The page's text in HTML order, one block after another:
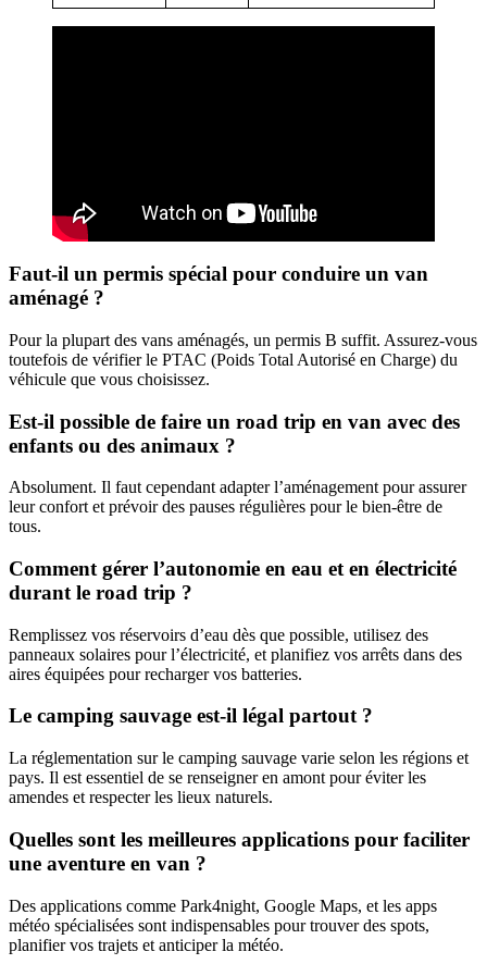
Faut-il un permis spécial pour conduire un van
aménagé ?
Pour la plupart des vans aménagés, un permis B suffit. Assurez-vous
toutefois de vérifier le PTAC (Poids Total Autorisé en Charge) du
véhicule que vous choisissez.
Est-il possible de faire un road trip en van avec des
enfants ou des animaux ?
Absolument. Il faut cependant adapter l’aménagement pour assurer
leur confort et prévoir des pauses régulières pour le bien-être de
tous.
Comment gérer l’autonomie en eau et en électricité
durant le road trip ?
Remplissez vos réservoirs d’eau dès que possible, utilisez des
panneaux solaires pour l’électricité, et planifiez vos arrêts dans des
aires équipées pour recharger vos batteries.
Le camping sauvage est-il légal partout ?
La réglementation sur le camping sauvage varie selon les régions et
pays. Il est essentiel de se renseigner en amont pour éviter les
amendes et respecter les lieux naturels.
Quelles sont les meilleures applications pour faciliter
une aventure en van ?
Des applications comme Park4night, Google Maps, et les apps
météo spécialisées sont indispensables pour trouver des spots,
planifier vos trajets et anticiper la météo.